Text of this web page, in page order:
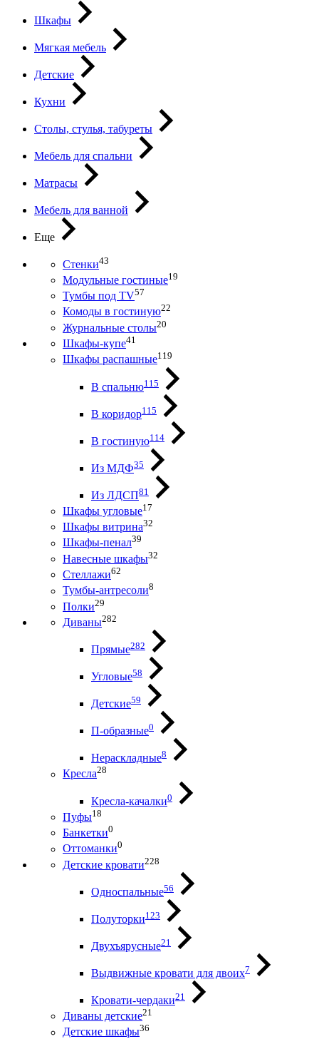
Шкафы
Мягкая мебель
Детские
Кухни
Столы, стулья, табуреты
Мебель для спальни
Матрасы
Мебель для ванной
Еще
Стенки43
Модульные гостиные19
Тумбы под ТV57
Комоды в гостиную22
Журнальные столы20
Шкафы-купе41
Шкафы распашные119
В спальню115
В коридор115
В гостиную114
Из МДФ35
Из ЛДСП81
Шкафы угловые17
Шкафы витрина32
Шкафы-пенал39
Навесные шкафы32
Стеллажи62
Тумбы-антресоли8
Полки29
Диваны282
Прямые282
Угловые58
Детские59
П-образные0
Нераскладные8
Кресла28
Кресла-качалки0
Пуфы18
Банкетки0
Оттоманки0
Детские кровати228
Односпальные56
Полуторки123
Двухъярусные21
Выдвижные кровати для двоих7
Кровати-чердаки21
Диваны детские21
Детские шкафы36